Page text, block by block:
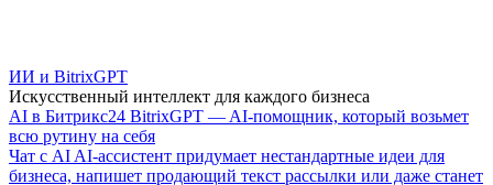
ИИ и BitrixGPT
Искусственный интеллект для каждого бизнеса
AI в Битрикс24 BitrixGPT — AI-помощник, который возьмет
всю рутину на себя
Чат с AI AI-ассистент придумает нестандартные идеи для
бизнеса, напишет продающий текст рассылки или даже станет